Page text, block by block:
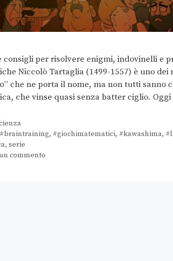
consigli per risolvere enigmi, indovinelli e
Niccolò Tartaglia (1499-1557) è uno
che ne porta il nome, ma non tutti sanno
che vinse quasi senza batter ciglio.
#braintraining, #giochimatematici, #kawashima,
, serie
commento